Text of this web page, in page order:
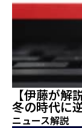
【伊藤が解
冬の時代に
ニュース解説